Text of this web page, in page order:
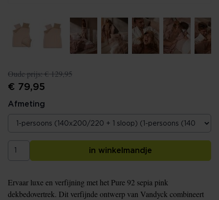
Oude prijs:€ 129,95
€ 79,95
Afmeting
in winkelmandje
Ervaar luxe en verfijning met het Pure 92 sepia pink
dekbedovertrek. Dit verfijnde ontwerp van Vandyck combineert